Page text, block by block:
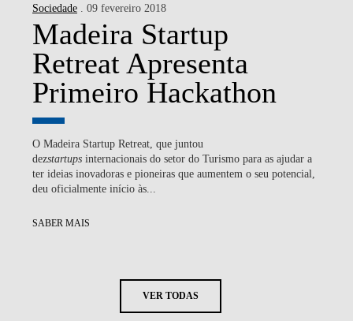
Sociedade . 09 fevereiro 2018
Madeira Startup
Retreat Apresenta
Primeiro Hackathon
O Madeira Startup Retreat, que juntou
dezstartups internacionais do setor do Turismo para as ajudar a
ter ideias inovadoras e pioneiras que aumentem o seu potencial,
deu oficialmente início às...
SABER MAIS
VER TODAS